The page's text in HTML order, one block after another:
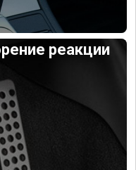
реакции